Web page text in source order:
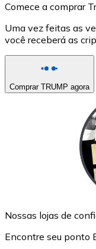
Comece a comprar
Uma vez feitas as
você receberá as
Comprar TRUMP agora
Nossas lojas de
Encontre seu ponto